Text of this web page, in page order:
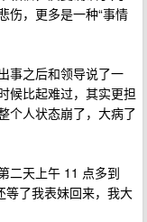
伤，更多是一种“事情
事之后和领导说了一
候比起难过，其实更担
个人状态崩了，大病了
二天上午 11 点多到
等了我表妹回来，我大